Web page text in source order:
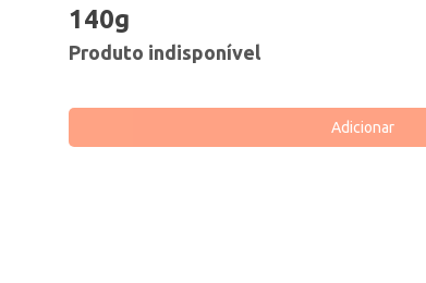
140g
Produto indisponível
Adicionar